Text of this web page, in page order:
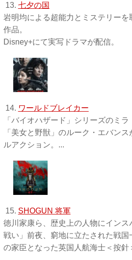
13. 七夕の国
岩明均による超能力とミステリー
作品。
Disney+にて実写ドラマが配信。
14. ワールドブレイカー
「バイオハザード」シリーズのミ
「美女と野獣」のルーク・エバン
ルアクション。...
15. SHOGUN 将軍
徳川家康ら、歴史上の人物にイン
戦い」前夜、窮地に立たされた戦
の家臣となった英国人航海士＜按針